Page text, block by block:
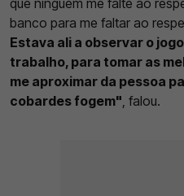
banco para me faltar ao
Estava ali a observar o
trabalho, para tomar as
me aproximar da pessoa
cobardes fogem" , falou.